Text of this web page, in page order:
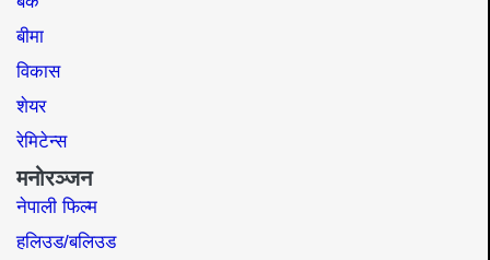
बीमा
विकास
शेयर
रेमिटेन्स
मनोरञ्जन
नेपाली फिल्म
हलिउड/बलिउड